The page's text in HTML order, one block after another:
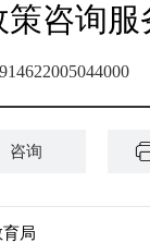
咨询服
咨询
局